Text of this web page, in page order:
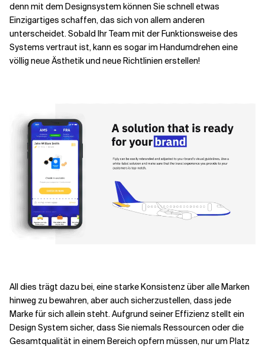
denn mit dem Designsystem können Sie schnell etwas
Einzigartiges schaffen, das sich von allem anderen
unterscheidet. Sobald Ihr Team mit der Funktionsweise des
Systems vertraut ist, kann es sogar im Handumdrehen eine
völlig neue Ästhetik und neue Richtlinien erstellen!
All dies trägt dazu bei, eine starke Konsistenz über alle Marken
hinweg zu bewahren, aber auch sicherzustellen, dass jede
Marke für sich allein steht. Aufgrund seiner Effizienz stellt ein
Design System sicher, dass Sie niemals Ressourcen oder die
Gesamtqualität in einem Bereich opfern müssen, nur um Platz